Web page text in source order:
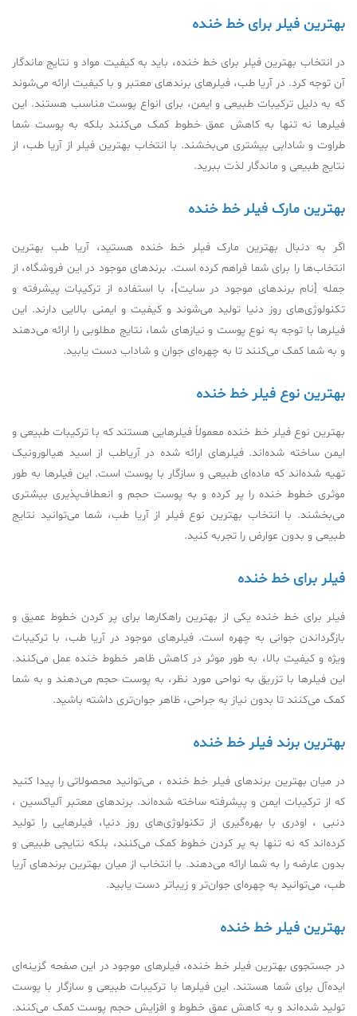
بهترین فیلر برای خط خنده
در انتخاب بهترین فیلر برای خط خنده، باید به کیفیت مواد و نتایج ماندگار
آن توجه کرد. در آریا طب، فیلرهای برندهای معتبر و با کیفیت ارائه می‌شوند
که به دلیل ترکیبات طبیعی و ایمن، برای انواع پوست مناسب هستند. این
فیلرها نه تنها به کاهش عمق خطوط کمک می‌کنند بلکه به پوست شما
طراوت و شادابی بیشتری می‌بخشند. با انتخاب بهترین فیلر از آریا طب، از
نتایج طبیعی و ماندگار لذت ببرید.
بهترین مارک فیلر خط خنده
اگر به دنبال بهترین مارک فیلر خط خنده هستید، آریا طب بهترین
انتخاب‌ها را برای شما فراهم کرده است. برندهای موجود در این فروشگاه، از
جمله [نام برندهای موجود در سایت]، با استفاده از ترکیبات پیشرفته و
تکنولوژی‌های روز دنیا تولید می‌شوند و کیفیت و ایمنی بالایی دارند. این
فیلرها با توجه به نوع پوست و نیازهای شما، نتایج مطلوبی را ارائه می‌دهند
و به شما کمک می‌کنند تا به چهره‌ای جوان و شاداب دست یابید.
بهترین نوع فیلر خط خنده
بهترین نوع فیلر خط خنده معمولاً فیلرهایی هستند که با ترکیبات طبیعی و
ایمن ساخته شده‌اند. فیلرهای ارائه شده در آریاطب از اسید هیالورونیک
تهیه شده‌اند که ماده‌ای طبیعی و سازگار با پوست است. این فیلرها به طور
موثری خطوط خنده را پر کرده و به پوست حجم و انعطاف‌پذیری بیشتری
می‌بخشند. با انتخاب بهترین نوع فیلر از آریا طب، شما می‌توانید نتایج
طبیعی و بدون عوارض را تجربه کنید.
فیلر برای خط خنده
فیلر برای خط خنده یکی از بهترین راهکارها برای پر کردن خطوط عمیق و
بازگرداندن جوانی به چهره است. فیلرهای موجود در آریا طب، با ترکیبات
ویژه و کیفیت بالا، به طور موثر در کاهش ظاهر خطوط خنده عمل می‌کنند.
این فیلرها با تزریق به نواحی مورد نظر، به پوست حجم می‌دهند و به شما
کمک می‌کنند تا بدون نیاز به جراحی، ظاهر جوان‌تری داشته باشید.
بهترین برند فیلر خط خنده
در میان بهترین برندهای فیلر خط خنده ، می‌توانید محصولاتی را پیدا کنید
که از ترکیبات ایمن و پیشرفته ساخته شده‌اند. برندهای معتبر آلیاکسین ،
دنبی ، اودری با بهره‌گیری از تکنولوژی‌های روز دنیا، فیلرهایی را تولید
کرده‌اند که نه تنها به پر کردن خطوط کمک می‌کنند، بلکه نتایجی طبیعی و
بدون عارضه را به شما ارائه می‌دهند. با انتخاب از میان بهترین برندهای آریا
طب، می‌توانید به چهره‌ای جوان‌تر و زیباتر دست یابید.
بهترین فیلر خط خنده
در جستجوی بهترین فیلر خط خنده، فیلرهای موجود در این صفحه گزینه‌ای
ایده‌آل برای شما هستند. این فیلرها با ترکیبات طبیعی و سازگار با پوست
تولید شده‌اند و به کاهش عمق خطوط و افزایش حجم پوست کمک می‌کنند.